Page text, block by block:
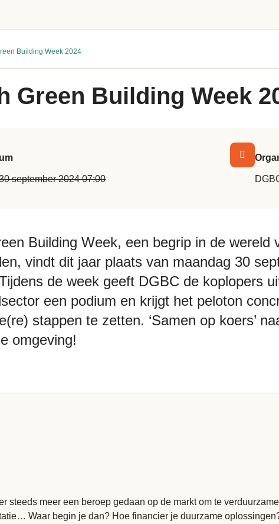
Building Week 2024
Green Building Week
30 september 2024 07:00
Building Week, een begrip in de wereld
vindt dit jaar plaats van maandag 30
de week geeft DGBC de koplopers
een podium en krijgt het peloton
stappen te zetten. ‘Samen op koers’
omgeving!
steeds meer een beroep gedaan op de markt om te
Waar begin je dan? Hoe financier je duurzame